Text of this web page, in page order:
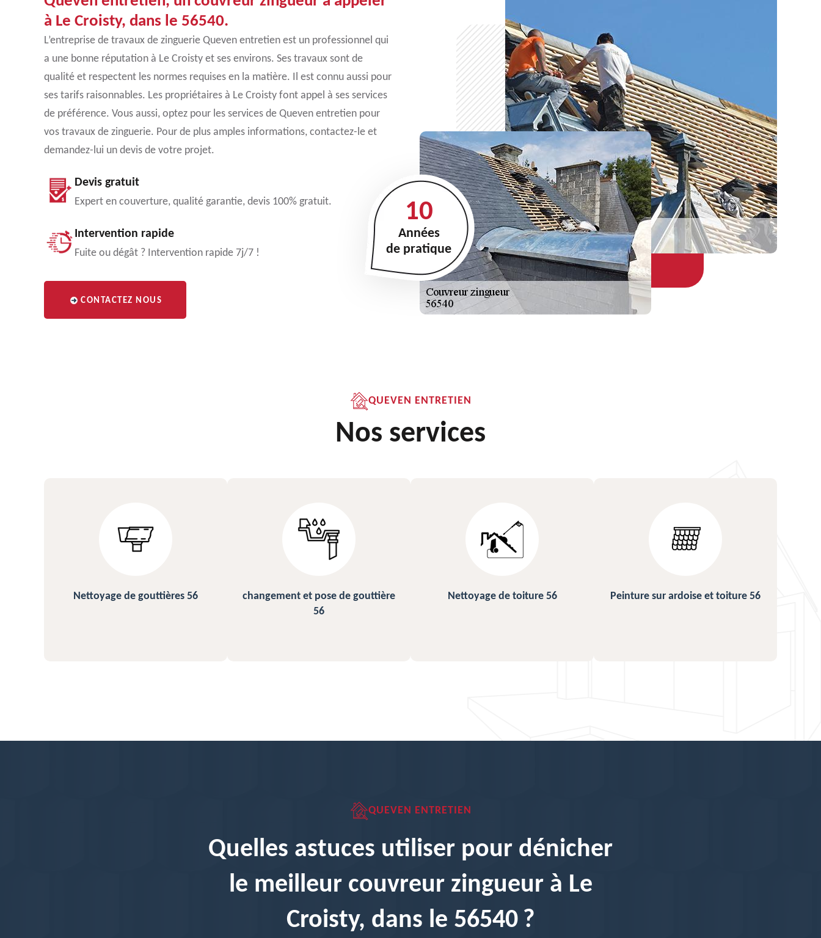
à Le Croisty, dans le 56540.
L’entreprise de travaux de zinguerie Queven entretien est un professionnel qui
a une bonne réputation à Le Croisty et ses environs. Ses travaux sont de
qualité et respectent les normes requises en la matière. Il est connu aussi pour
ses tarifs raisonnables. Les propriétaires à Le Croisty font appel à ses services
de préférence. Vous aussi, optez pour les services de Queven entretien pour
vos travaux de zinguerie. Pour de plus amples informations, contactez-le et
demandez-lui un devis de votre projet.
Devis gratuit
Expert en couverture, qualité garantie, devis 100% gratuit.
Intervention rapide
Fuite ou dégât ? Intervention rapide 7j/7 !
CONTACTEZ NOUS
10
Années
de pratique
QUEVEN ENTRETIEN
Nos services
changement et pose de gouttière
Nettoyage de toiture 56 Peinture sur ardoise et toiture 56 Urgence fuite de toiture 56
QUEVEN ENTRETIEN
Quelles astuces utiliser pour dénicher
le meilleur couvreur zingueur à Le
Croisty, dans le 56540 ?